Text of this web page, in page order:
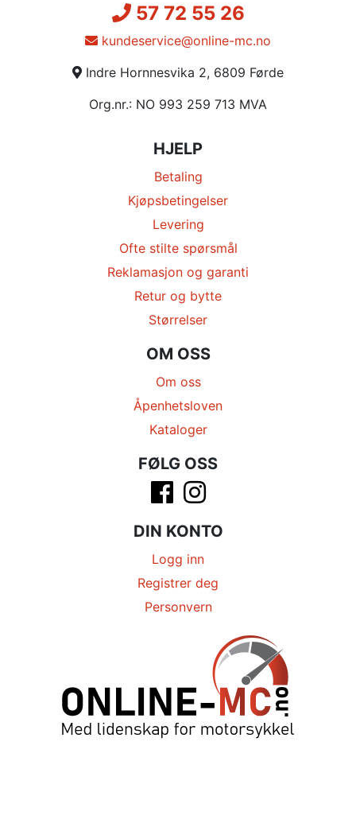
57 72 55 26
kundeservice@online-mc.no
Indre Hornnesvika 2, 6809 Førde
Org.nr.: NO 993 259 713 MVA
HJELP
Betaling
Kjøpsbetingelser
Levering
Ofte stilte spørsmål
Reklamasjon og garanti
Retur og bytte
Størrelser
OM OSS
Om oss
Åpenhetsloven
Kataloger
FØLG OSS
DIN KONTO
Logg inn
Registrer deg
Personvern